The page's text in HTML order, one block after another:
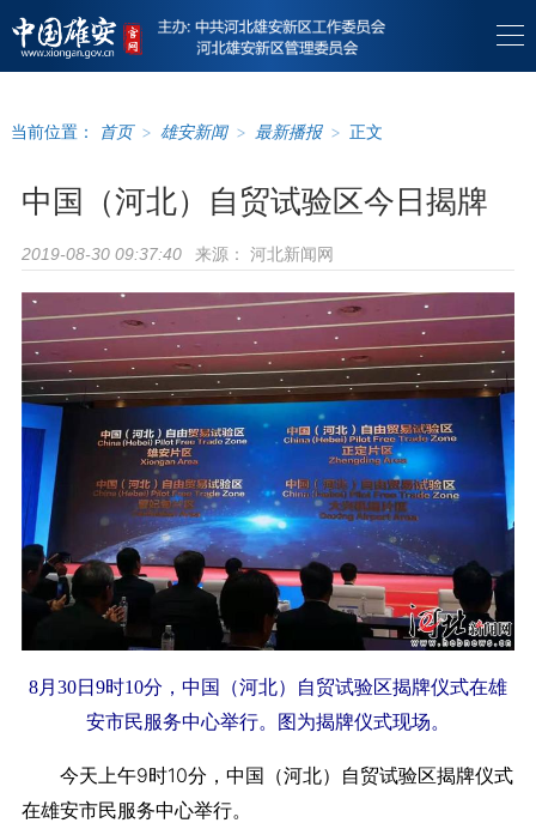
当前位置： 首页 > 雄安新闻 > 最新播报 > 正文
中国（河北）自贸试验区今日揭牌
2019-08-30 09:37:40 来源： 河北新闻网
8月30日9时10分，中国（河北）自贸试验区揭牌仪式在雄
安市民服务中心举行。图为揭牌仪式现场。
今天上午9时10分，中国（河北）自贸试验区揭牌仪式
在雄安市民服务中心举行。